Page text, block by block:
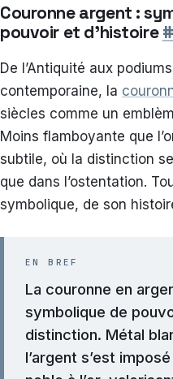
Couronne argent :
pouvoir et d’histoire#
De l’Antiquité aux
contemporaine, la
siècles comme un
Moins flamboyante que
subtile, où la distinction
que dans l’ostentation.
symbolique, de son
EN BREF
La couronne en
symbolique de
distinction. Métal
l’argent s’est